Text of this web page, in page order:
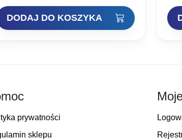
możliwość zsuwania i
eksponowanej…
cena
wynosiła:
cena
wynosi:
DODAJ DO KOSZYKA
prywatności
sklepu